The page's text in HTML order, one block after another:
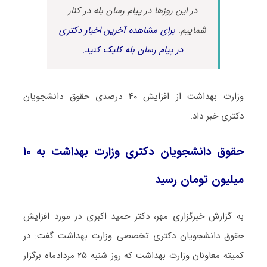
در این روزها در پیام رسان بله در کنار
شماییم.برای مشاهده آخرین اخبار دکتری
در پیام رسان بله کلیک کنید.
وزارت بهداشت از افزایش ۴۰ درصدی حقوق دانشجویان
دکتری خبر داد.
حقوق دانشجویان دکتری وزارت بهداشت به ۱۰
میلیون تومان رسید
به گزارش خبرگزاری مهر، دکتر حمید اکبری در مورد افزایش
حقوق دانشجویان دکتری تخصصی وزارت بهداشت گفت: در
کمیته معاونان وزارت بهداشت که روز شنبه ۲۵ مردادماه برگزار